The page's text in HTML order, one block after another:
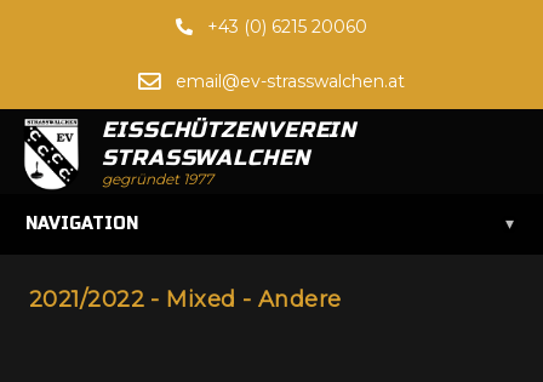
+43 (0) 6215 20060
email@ev-strasswalchen.at
EISSCHÜTZENVEREIN
STRASSWALCHEN
gegründet 1977
NAVIGATION ▾
2021/2022 - Mixed - Andere